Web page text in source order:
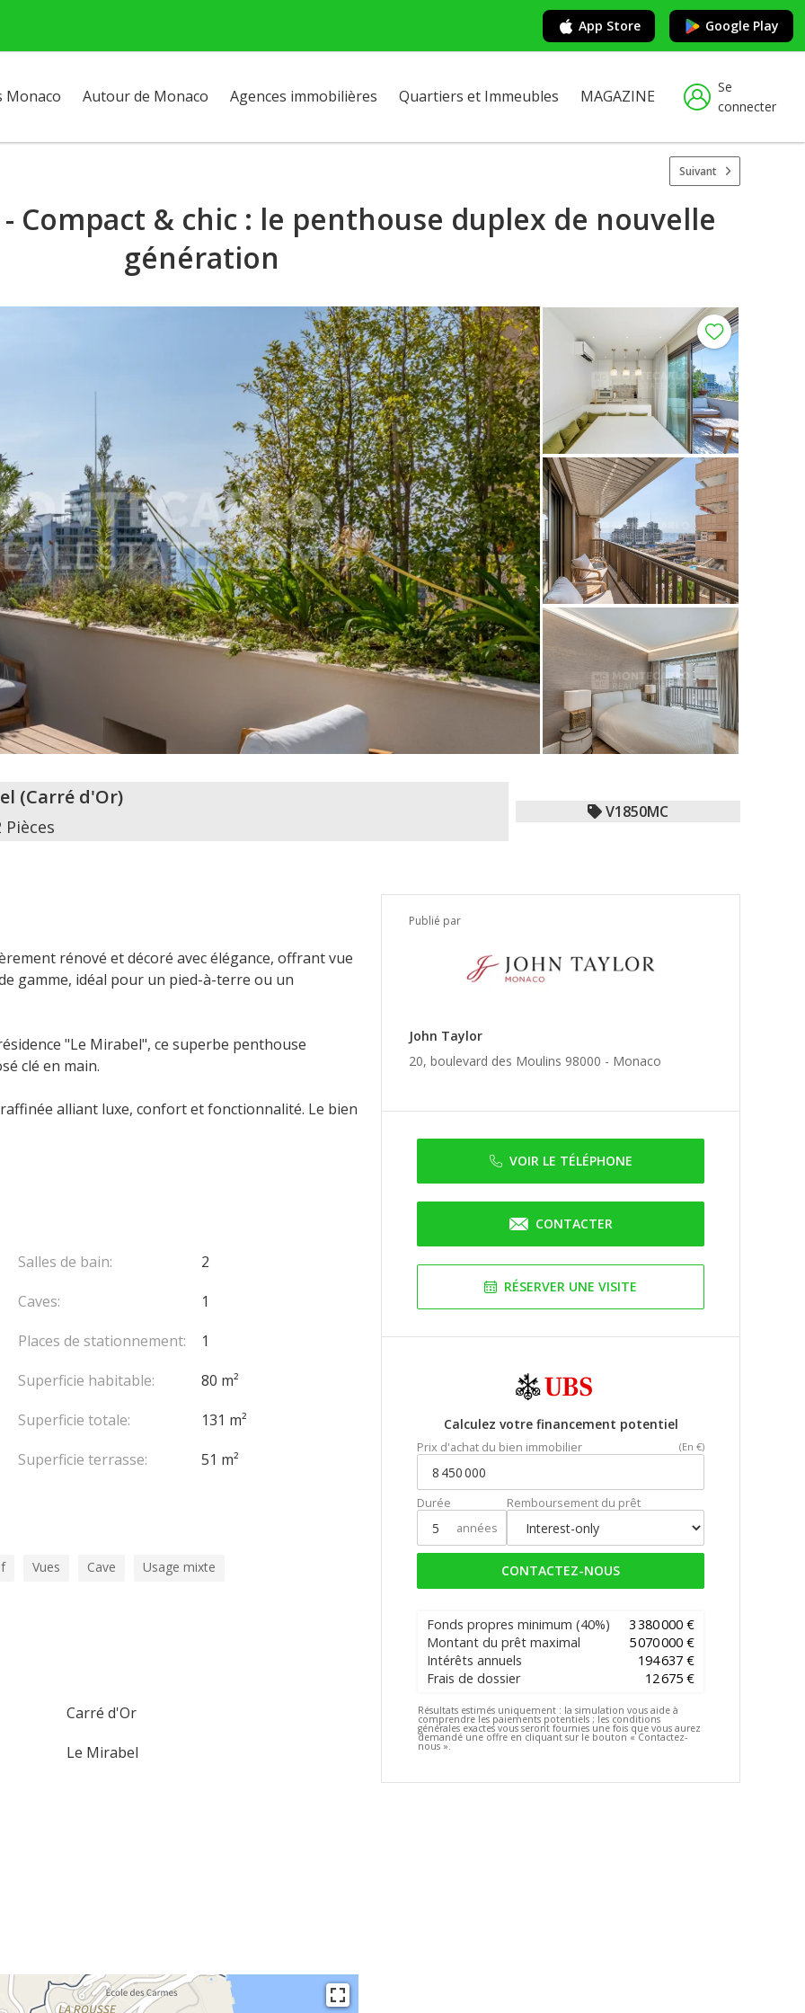
App Store Google Play
Monaco Autour de Monaco Agences immobilières Quartiers et Immeubles MAGAZINE
Se
connecter
Suivant
- Compact & chic : le penthouse duplex de nouvelle
génération
(Carré d'Or)
Pièces
V1850MC
Publié par
John Taylor
20, boulevard des Moulins 98000 - Monaco
VOIR LE TÉLÉPHONE
CONTACTER
RÉSERVER UNE VISITE
Calculez votre financement potentiel
Prix d'achat du bien immobilier (En €)
Durée
années
Remboursement du prêt
CONTACTEZ-NOUS
Fonds propres minimum (40%)
3 380 000 €
Montant du prêt maximal
5 070 000 €
Intérêts annuels
194 637 €
Frais de dossier
12 675 €
Résultats estimés uniquement : la simulation vous aide à
comprendre les paiements potentiels ; les conditions
générales exactes vous seront fournies une fois que vous aurez
demandé une offre en cliquant sur le bouton « Contactez-
nous ».
rénové et décoré avec élégance, offrant vue
gamme, idéal pour un pied-à-terre ou un
"Le Mirabel", ce superbe penthouse
clé en main.
alliant luxe, confort et fonctionnalité. Le bien
Mareterra
baie vitrée
véritable havre de paix
3.5 métres de large, viennent compléter ce bien
Salles de bain:
2
Caves:
1
Places de stationnement:
1
Superficie habitable:
80 m²
Superficie totale:
131 m²
Superficie terrasse:
51 m²
Vues Cave Usage mixte
Carré d'Or
Le Mirabel